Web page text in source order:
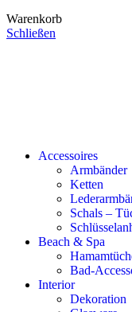
Warenkorb
Schließen
Accessoires
Armbänder
Ketten
Schals –
Beach & Spa
Bad-
Interior
Dekoration